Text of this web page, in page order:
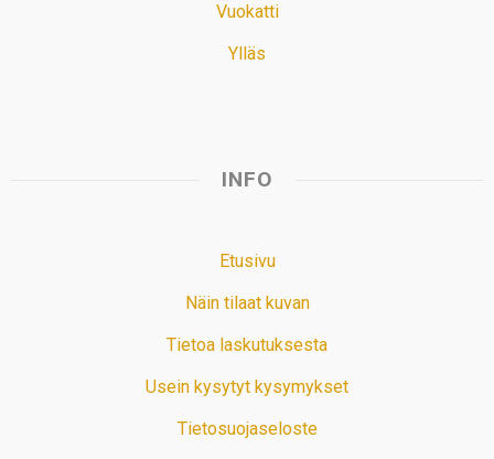
Vuokatti
Ylläs
INFO
Etusivu
Näin tilaat kuvan
Tietoa laskutuksesta
Usein kysytyt kysymykset
Tietosuojaseloste